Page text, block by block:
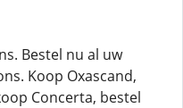
Bestel nu al uw
Koop Oxascand,
Concerta, bestel